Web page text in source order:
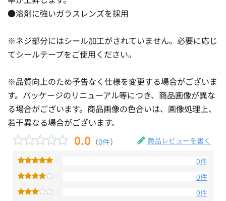
●溶剤に強いガラスレンズを採用
※ネジ部分にはシール加工がされていません。必要に応じ
てシールテープをご使用ください。
※品質向上のため予告なく仕様を変更する場合がございま
す。パッケージのリニューアル等につき、商品画像が異な
る場合がございます。商品画像の色合いは、画像処理上、
若干異なる場合がございます。
0.0 （0件） 商品レビューを書く
0件
0件
0件